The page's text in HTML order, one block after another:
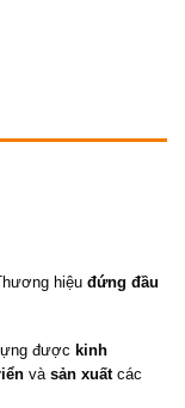
hiệu đứng đầu
được kinh
và sản xuấtcác